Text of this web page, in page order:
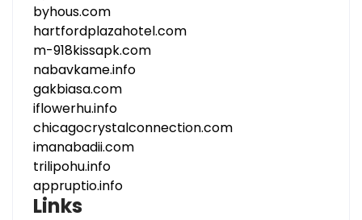
byhous.com
hartfordplazahotel.com
m-918kissapk.com
nabavkame.info
gakbiasa.com
iflowerhu.info
chicagocrystalconnection.com
imanabadii.com
trilipohu.info
appruptio.info
Links